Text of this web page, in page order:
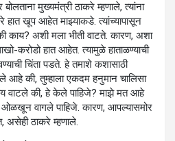
बोलताना मुख्यमंत्री ठाकरे म्हणाले, त्यांना
हात खूप आहेत माझ्याकडे. त्यांच्यापासून
काय? अशी मला भीती वाटते. कारण, अशा
करोडो हात आहेत. त्यामुळे हाताळण्याची
चिंता पडते. हे तमाशे कशासाठी
की, तुम्हाला एकदम हनुमान चालिसा
वाटले की, हे केले पाहिजे? माझे मत आहे
ओळखून वागले पाहिजे. कारण, आपल्यासमोर
ठाकरे म्हणाले.